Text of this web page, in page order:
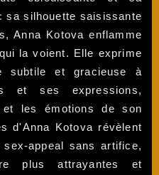
sa silhouette saisissante
Anna Kotova enflamme
la voient. Elle exprime
subtile et gracieuse à
et ses expressions,
et les émotions de son
d'Anna Kotova révèlent
appeal sans artifice,
plus attrayantes et